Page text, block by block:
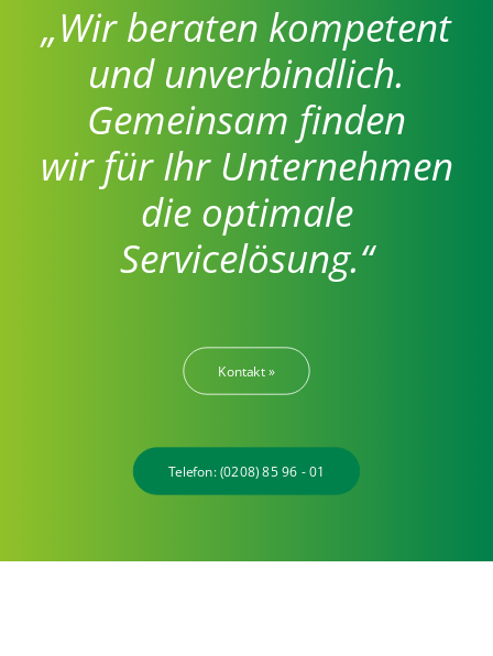
„Wir beraten kompetent
und unverbindlich.
Gemeinsam finden
wir für Ihr Unternehmen
die optimale
Servicelösung.“
Kontakt »
Telefon: (0208) 85 96 - 01